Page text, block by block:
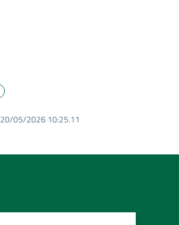
20/05/2026 10:25.11